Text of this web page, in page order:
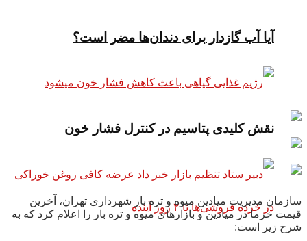
آیا آب گازدار برای دندان‌ها مضر است؟
نقش کلیدی پتاسیم در کنترل فشار خون
سازمان مدیریت میادین میوه و تره بار شهرداری تهران، آخرین
قیمت خرما در میادین و بازارهای میوه و تره بار را اعلام کرد که به
شرح زیر است: